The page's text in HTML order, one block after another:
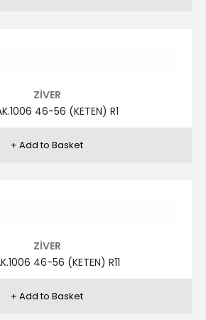
ZİVER
ZR.TAK.1004 46-56 R6
ZİVER
ZR.TAK.1003 46-56 R5